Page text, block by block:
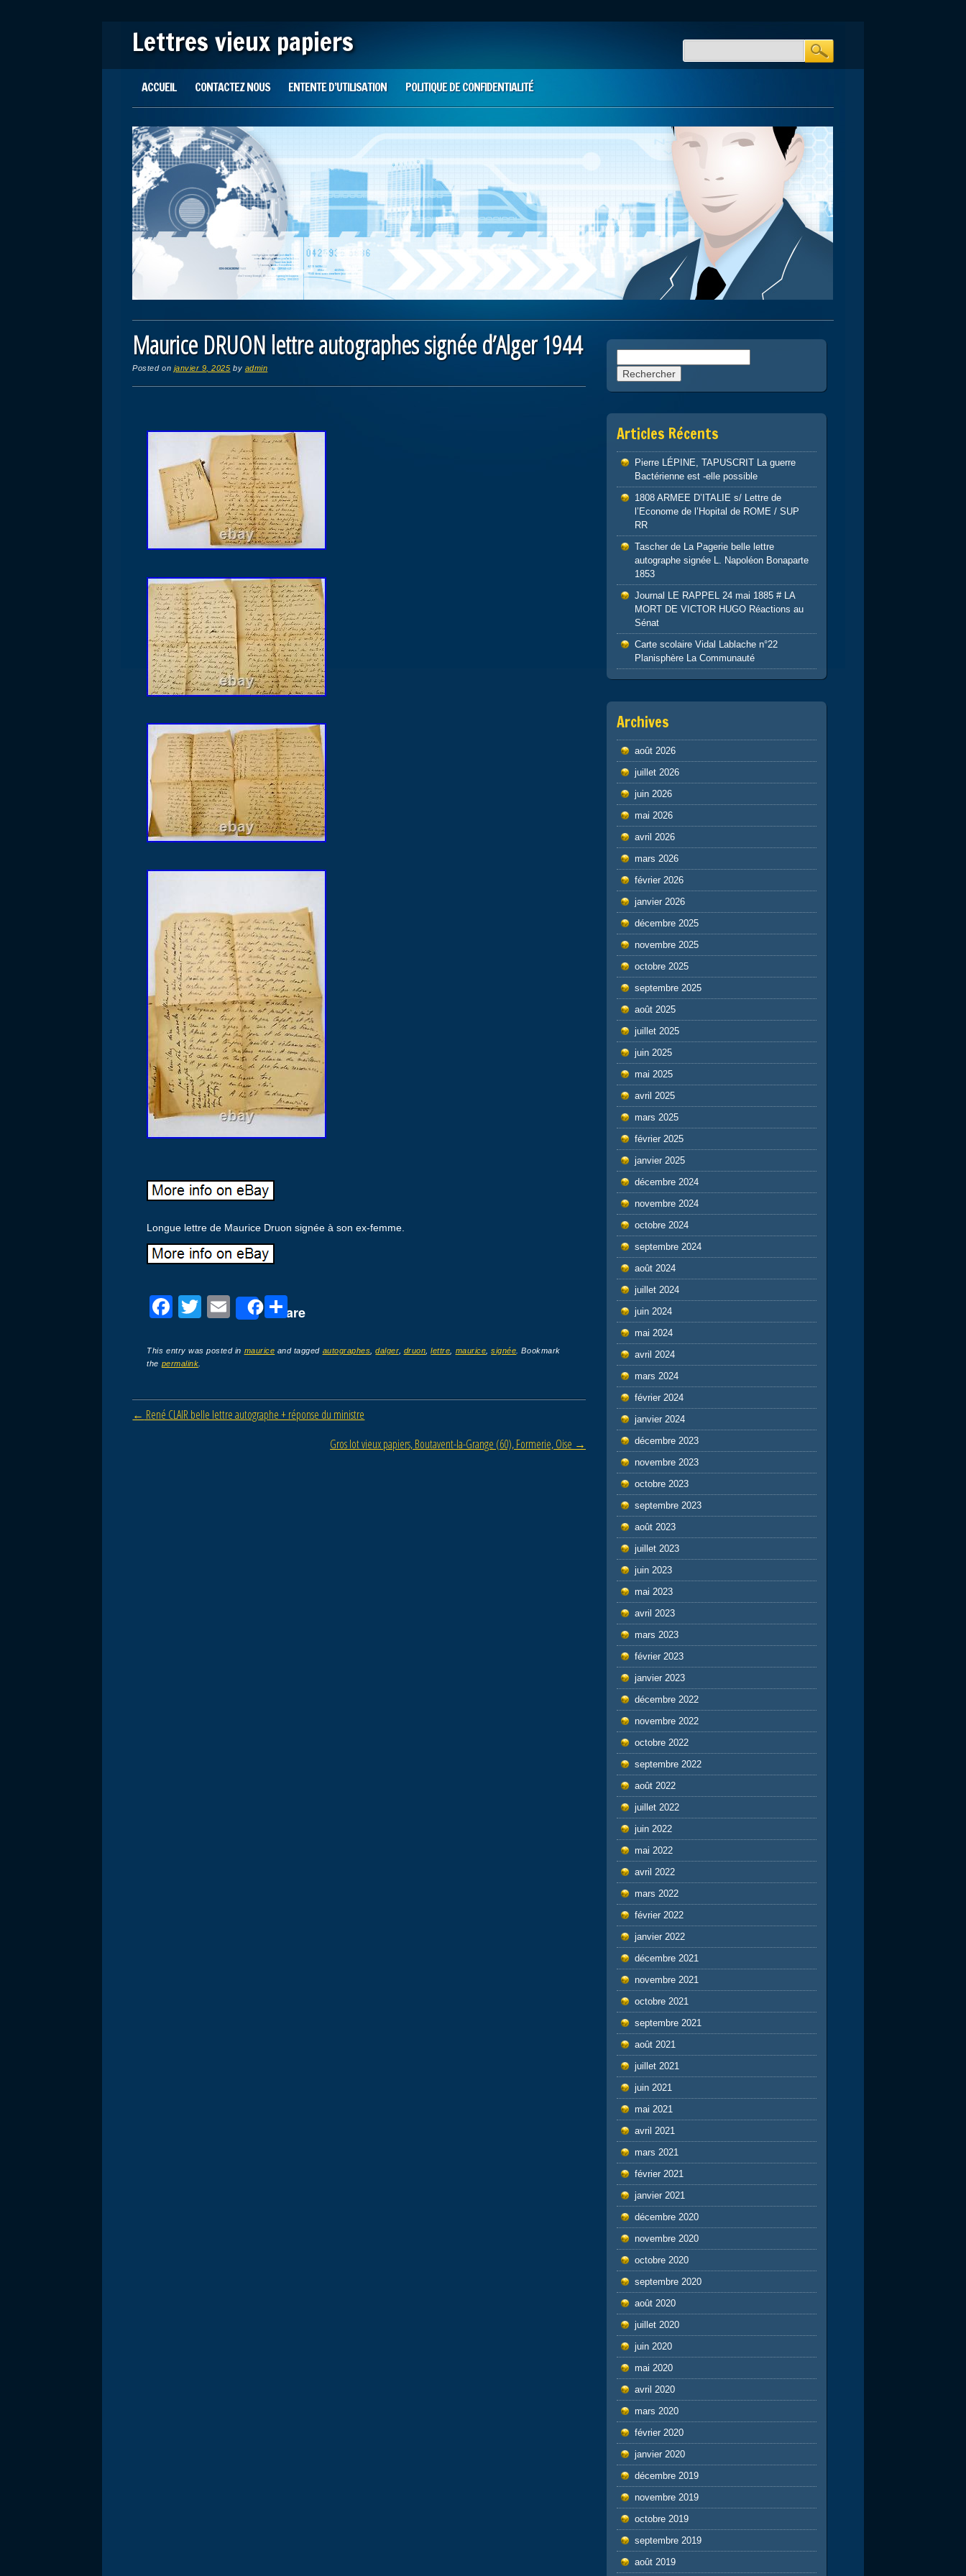
Lettres vieux papiers
Main menu
ACCUEIL CONTACTEZ NOUS ENTENTE D’UTILISATION POLITIQUE DE CONFIDENTIALITÉ
Maurice DRUON lettre autographes signée d’Alger 1944
Posted on janvier 9, 2025 by admin
Longue lettre de Maurice Druon signée à son ex-femme.
F
c
e
b
o
T
tt
E
ail
Share
P
ta
er
This entry was posted in maurice and tagged autographes ,dalger, druon ,lettre maurice ,signée . Bookmark
the permalink
Post navigation
← René CLAIR belle lettre autographe + réponse du ministre
Gros lot vieux papiers, Boutavent-la-Grange (60), Formerie, Oise →
Articles Récents
Pierre LÉPINE, TAPUSCRIT La guerre
Bactérienne est -elle possible
1808 ARMEE D’ITALIE s/ Lettre de
l’Econome de l’Hopital de ROME / SUP
RR
Tascher de La Pagerie belle lettre
autographe signée L. Napoléon Bonaparte
1853
Journal LE RAPPEL 24 mai 1885 # LA
MORT DE VICTOR HUGO Réactions au
Sénat
Carte scolaire Vidal Lablache n°22
Planisphère La Communauté
Archives
août 2026
juillet 2026
juin 2026
mai 2026
avril 2026
mars 2026
février 2026
janvier 2026
décembre 2025
novembre 2025
octobre 2025
septembre 2025
août 2025
juillet 2025
juin 2025
mai 2025
avril 2025
mars 2025
février 2025
janvier 2025
décembre 2024
novembre 2024
octobre 2024
septembre 2024
août 2024
juillet 2024
juin 2024
mai 2024
avril 2024
mars 2024
février 2024
janvier 2024
décembre 2023
novembre 2023
octobre 2023
septembre 2023
août 2023
juillet 2023
juin 2023
mai 2023
avril 2023
mars 2023
février 2023
janvier 2023
décembre 2022
novembre 2022
octobre 2022
septembre 2022
août 2022
juillet 2022
juin 2022
mai 2022
avril 2022
mars 2022
février 2022
janvier 2022
décembre 2021
novembre 2021
octobre 2021
septembre 2021
août 2021
juillet 2021
juin 2021
mai 2021
avril 2021
mars 2021
février 2021
janvier 2021
décembre 2020
novembre 2020
octobre 2020
septembre 2020
août 2020
juillet 2020
juin 2020
mai 2020
avril 2020
mars 2020
février 2020
janvier 2020
décembre 2019
novembre 2019
octobre 2019
septembre 2019
août 2019